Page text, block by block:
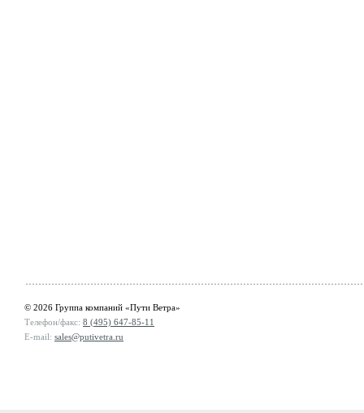
© 2026 Группа компаний «Пути Ветра»
Телефон/факс: 8 (495) 647-85-11
E-mail: sales@putivetra.ru